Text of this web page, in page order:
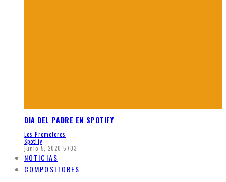
DIA DEL PADRE EN SPOTIFY
Los Promotores
Spotify
junio 5, 2020 5703
NOTICIAS
COMPOSITORES